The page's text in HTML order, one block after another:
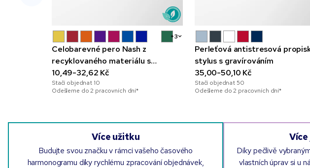
+3
Celobarevné pero Nash z
recyklovaného materiálu s
modrým inkoustem
10,49-32,62 Kč
Stačí objednat 10
Odešleme do 2 pracovních dní*
Perleťová antistresová
stylus s gravírováním
35,00-50,10 Kč
Stačí objednat50
Odešleme do 2 pracovních dní*
Více užitku
Budujte svou značku v rámci vašeho časového
harmonogramu díky rychlému zpracování objednávek,
Díky pečlivě
vlastních úprav si u